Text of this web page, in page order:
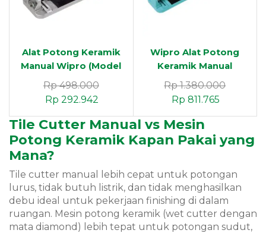
Alat Potong Keramik
Manual Wipro (Model
Dorong) CM-440B
Rp498.000
Rp 292.942
Wipro Alat Potong
Keramik Manual
(Model Dorong)
APKD-650 (650mm)
Rp1.380.000
Rp 811.765
Tile Cutter Manual vs Mesin
Potong Keramik Kapan Pakai yang
Mana?
Tile cutter manual lebih cepat untuk potongan
lurus, tidak butuh listrik, dan tidak menghasilkan
debu ideal untuk pekerjaan finishing di dalam
ruangan. Mesin potong keramik (wet cutter dengan
mata diamond) lebih tepat untuk potongan sudut,